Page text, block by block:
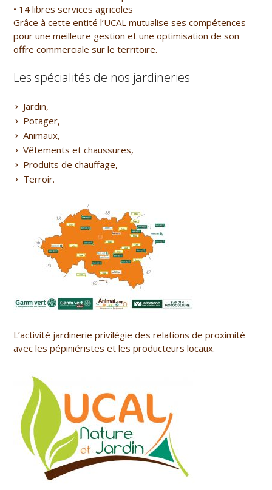
• 14 libres services agricoles
Grâce à cette entité l’UCAL mutualise ses compétences
pour une meilleure gestion et une optimisation de son
offre commerciale sur le territoire.
Les spécialités de nos jardineries
Jardin,
Potager,
Animaux,
Vêtements et chaussures,
Produits de chauffage,
Terroir.
L’activité jardinerie privilégie des relations de proximité
avec les pépiniéristes et les producteurs locaux.